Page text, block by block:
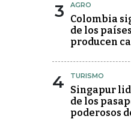
3 AGRO
Colombia
de los
producen
4 TURISMO
Singapur
de los
poderosos